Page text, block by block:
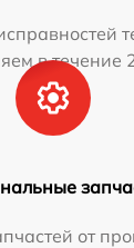
в течение
от